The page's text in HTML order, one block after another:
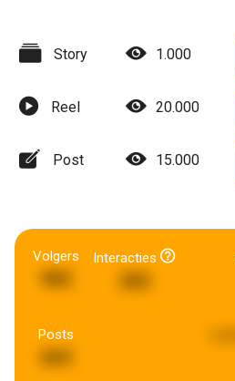
Story 1.000
Reel 20.000
Post 15.000
Volgers
982
Interacties
Posts
663